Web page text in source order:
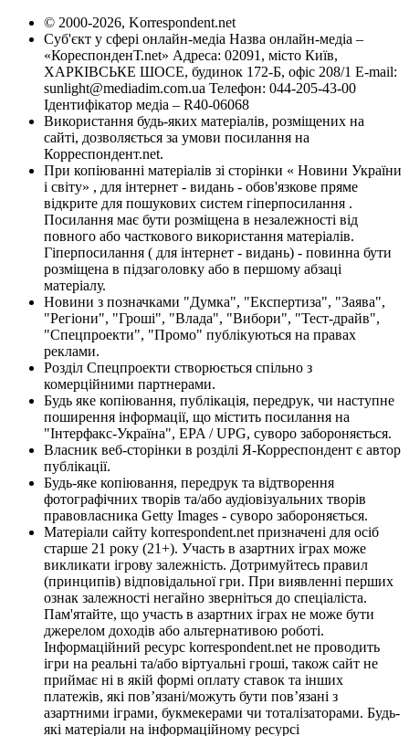
© 2000-2026, Korrespondent.net
Суб'єкт у сфері онлайн-медіа Назва онлайн-медіа –
«КореспонденТ.net» Адреса: 02091, місто Київ,
ХАРКІВСЬКЕ ШОСЕ, будинок 172-Б, офіс 208/1 E-mail:
sunlight@mediadim.com.ua Телефон: 044-205-43-00
Ідентифікатор медіа – R40-06068
Використання будь-яких матеріалів, розміщених на
сайті, дозволяється за умови посилання на
Корреспондент.net.
При копіюванні матеріалів зі сторінки « Новини України
і світу» , для інтернет - видань - обов'язкове пряме
відкрите для пошукових систем гіперпосилання .
Посилання має бути розміщена в незалежності від
повного або часткового використання матеріалів.
Гіперпосилання ( для інтернет - видань) - повинна бути
розміщена в підзаголовку або в першому абзаці
матеріалу.
Новини з позначками "Думка", "Експертиза", "Заява",
"Регіони", "Гроші", "Влада", "Вибори", "Тест-драйв",
"Спецпроекти", "Промо" публікуються на правах
реклами.
Розділ Спецпроекти створюється спільно з
комерційними партнерами.
Будь яке копіювання, публікація, передрук, чи наступне
поширення інформації, що містить посилання на
"Інтерфакс-Україна", EPA / UPG, суворо забороняється.
Власник веб-сторінки в розділі Я-Корреспондент є автор
публікації.
Будь-яке копіювання, передрук та відтворення
фотографічних творів та/або аудіовізуальних творів
правовласника Getty Images - суворо забороняється.
Матеріали сайту korrespondent.net призначені для осіб
старше 21 року (21+). Участь в азартних іграх може
викликати ігрову залежність. Дотримуйтесь правил
(принципів) відповідальної гри. При виявленні перших
ознак залежності негайно зверніться до спеціаліста.
Пам'ятайте, що участь в азартних іграх не може бути
джерелом доходів або альтернативою роботі.
Інформаційний ресурс korrespondent.net не проводить
ігри на реальні та/або віртуальні гроші, також сайт не
приймає ні в якій формі оплату ставок та інших
платежів, які пов’язані/можуть бути пов’язані з
азартними іграми, букмекерами чи тоталізаторами. Будь-
які матеріали на інформаційному ресурсі